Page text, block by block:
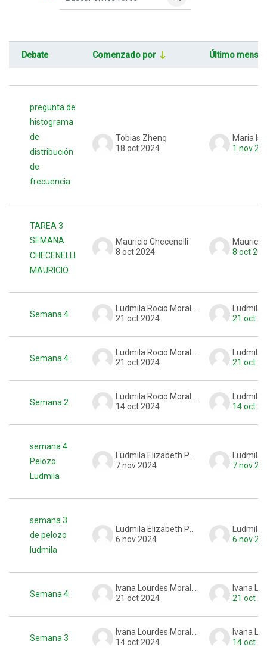
Buscar en los foros
Buscar en los foros
Debate Comenzado por Último
pregunta de
histograma
de
distribución
de
frecuencia
Tobias Zheng
18 oct 2024
Maria
1 nov
TAREA 3
SEMANA
CHECENELLI
MAURICIO
Mauricio Checenelli
8 oct 2024
Mauricio
8 oct
Semana 4
21 oct 2024
21 oct
Semana 4
21 oct 2024
21 oct
Semana 2
14 oct 2024
14 oct
semana 4
Pelozo
Ludmila
7 nov 2024
7 nov
semana 3
de pelozo
ludmila
6 nov 2024
6 nov
Semana 4
21 oct 2024
21 oct
Semana 3
14 oct 2024
14 oct